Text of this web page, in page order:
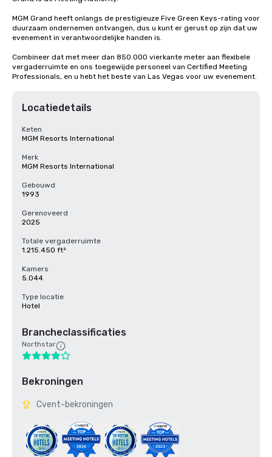
MGM Grand heeft onlangs de prestigieuze Five Green Keys-rating voor
duurzaam ondernemen ontvangen, dus u kunt er gerust op zijn dat uw
evenement in verantwoordelijke handen is.
Combineer dat met meer dan 850.000 vierkante meter aan flexibele
vergaderruimte en ons toegewijde personeel van Certified Meeting
Professionals, en u hebt het beste van Las Vegas voor uw evenement.
Locatiedetails
Keten
MGM Resorts International
Merk
MGM Resorts International
Gebouwd
1993
Gerenoveerd
2025
Totale vergaderruimte
1.215.450 ft²
Kamers
5.044
Type locatie
Hotel
Brancheclassificaties
Northstar
Bekroningen
Cvent-bekroningen